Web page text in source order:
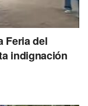
Feria del
indignación